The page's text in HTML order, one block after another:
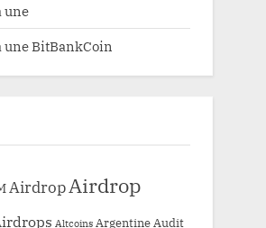
une
une BitBankCoin
AirdropAirdrop
Altcoins Argentine Audit